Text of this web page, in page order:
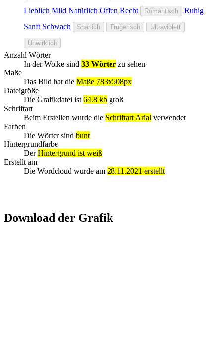
Lieblich Mild Natürlich Offen Recht Romantisch
Ruhig
Sanft Schwach Spärlich Trügerisch Ultraviolett
Unwirklich
Anzahl Wörter
In der Wolke sind 33 Wörter zu sehen
Maße
Das Bild hat die Maße 783x508px
Dateigröße
Die Grafikdatei ist 64.8 kb groß
Schriftart
Beim Erstellen wurde die Schriftart Arial verwendet
Farben
Die Wörter sind bunt
Hintergrundfarbe
DerHintergrund ist weiß
Erstellt am
Die Wordcloud wurde am 28.11.2021 erstellt
Download der Grafik